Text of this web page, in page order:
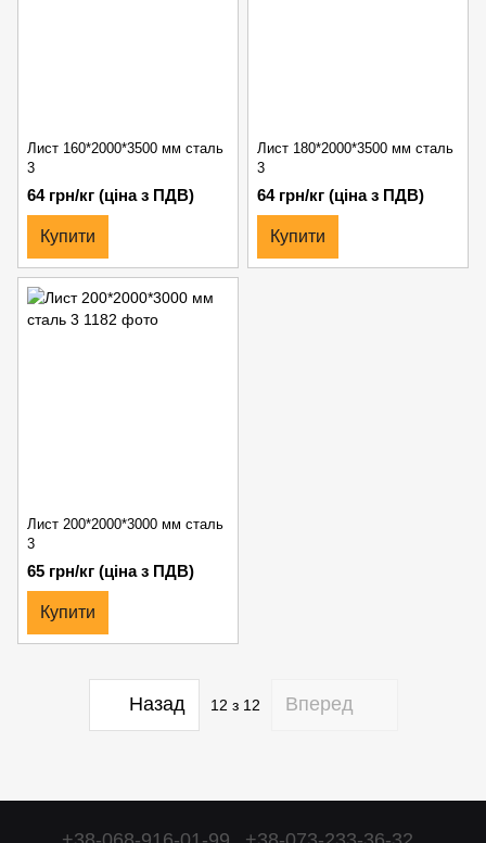
Лист 160*2000*3500 мм сталь
3
64 грн/кг (ціна з ПДВ)
Купити
Лист 180*2000*3500 мм сталь
3
64 грн/кг (ціна з ПДВ)
Купити
Лист 200*2000*3000 мм сталь
3
65 грн/кг (ціна з ПДВ)
Купити
Назад 12 з 12 Вперед